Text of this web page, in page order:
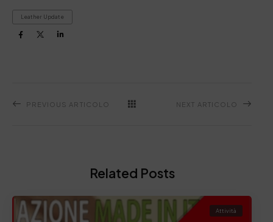
Leather Update
PREVIOUS ARTICOLO NEXT ARTICOLO
Related Posts
Attività